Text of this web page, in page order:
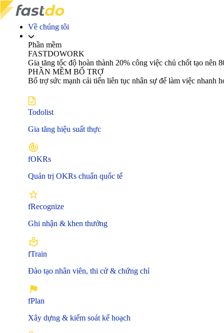
Về chúng tôi
Phần mềm
FASTDOWORK
Gia tăng tốc độ hoàn thành 20% công việc chủ chốt tạo nên
PHẦN MỀM BỔ TRỢ
Bổ trợ sức mạnh cải tiến liên tục nhân sự để làm việc nhanh
Todolist
Gia tăng hiệu suất thực
fOKRs
Quản trị OKRs chuẩn quốc tế
fRecognize
Ghi nhận & khen thưởng
fTrain
Đào tạo nhân viên, thi cử & chứng chỉ
fPlan
Xây dựng & kiểm soát kế hoạch